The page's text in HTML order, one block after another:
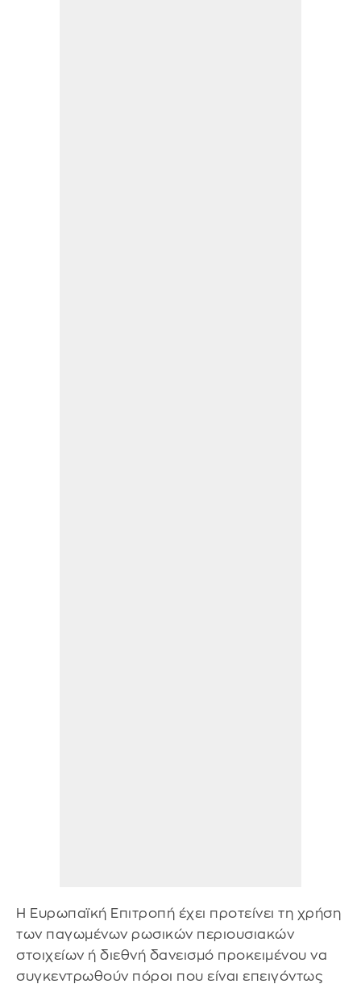
Η Ευρωπαϊκή Επιτροπή έχει προτείνει τη χρήση
των παγωμένων ρωσικών περιουσιακών
στοιχείων ή διεθνή δανεισμό προκειμένου να
συγκεντρωθούν πόροι που είναι επειγόντως